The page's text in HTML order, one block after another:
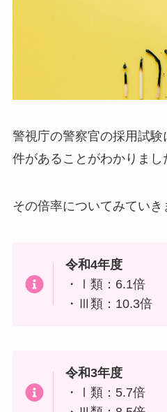
警視庁の警察官の採用試
件があることがわかりまし
その倍率についてみていき
令和4年度
・Ⅰ類：6.1倍
・Ⅲ類：10.3倍
令和3年度
・Ⅰ類：5.7倍